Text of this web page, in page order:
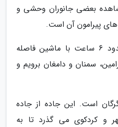
بعضی جانوران وحشی و
های پیرامون آن است.
از تهران تا ییلاق درازنو حدود 6 ساعت با ماشین فاصله
سمنان و دامغان برویم و
است. این جاده از جاده
و کردکوی می گذرد تا به